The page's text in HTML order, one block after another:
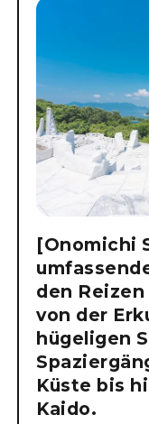
[Onomichi
den
von der
hügeligen
Küste bis
Kaido.